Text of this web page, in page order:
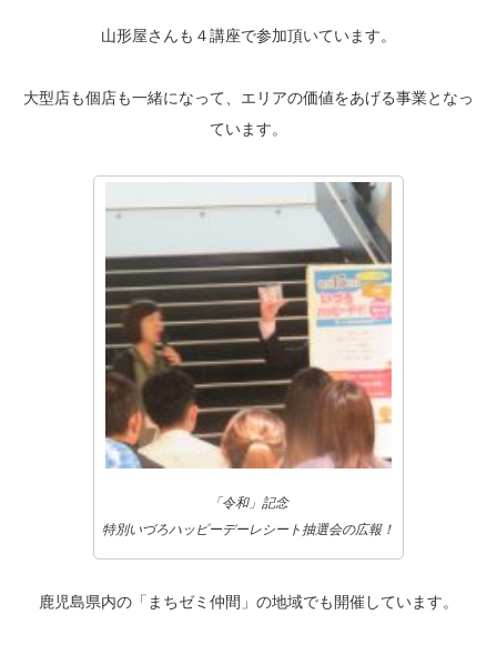
山形屋さんも４講座で参加頂いています。
大型店も個店も一緒になって、エリアの価値をあげる事業となっ
ています。
「令和」記念
特別いづろハッピーデーレシート抽選会の広報！
鹿児島県内の「まちゼミ仲間」の地域でも開催しています。